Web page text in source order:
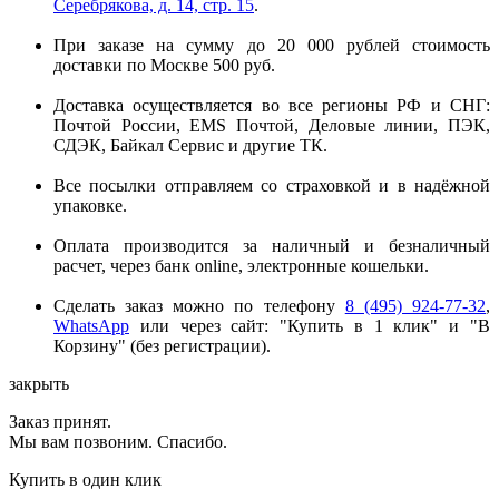
Серебрякова, д. 14, стр. 15.
При заказе на сумму до 20 000 рублей стоимость
доставки по Москве 500 руб.
Доставка осуществляется во все регионы РФ и СНГ:
Почтой России, EMS Почтой, Деловые линии, ПЭК,
СДЭК, Байкал Сервис и другие ТК.
Все посылки отправляем со страховкой и в надёжной
упаковке.
Оплата производится за наличный и безналичный
расчет, через банк online, электронные кошельки.
Сделать заказ можно по телефону 8 (495) 924-77-32,
WhatsApp или через сайт: "Купить в 1 клик" и "В
Корзину" (без регистрации).
закрыть
Заказ принят.
Мы вам позвоним. Спасибо.
Купить в один клик